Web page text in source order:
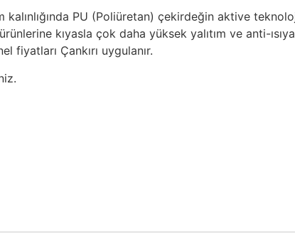
PU (Poliüretan) çekirdeğin aktive
kıyasla çok daha yüksek yalıtım ve anti-
fiyatları Çankırı uygulanır.